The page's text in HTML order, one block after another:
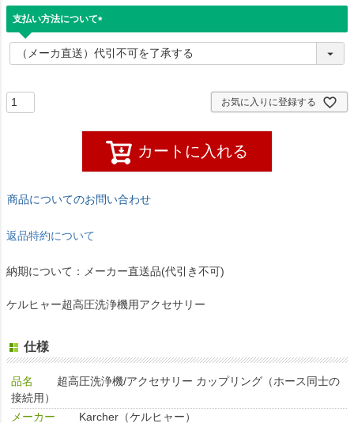
支払い方法について
必
須
お気に入りに登録する
カートに入れる
商品についてのお問い合わせ
返品特約について
納期について：メーカー直送品(代引き不可)
ケルヒャー超高圧洗浄機用アクセサリー
仕様
品名
超高圧洗浄機/アクセサリー カップリング（ホース同士の
接続用）
メーカー
Karcher（ケルヒャー）